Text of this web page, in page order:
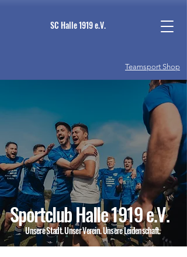
SC Halle 1919 e.V.
Teamsport Shop
Unsere Stadt. Unser Verein. Unsere Leidenschaft.
Sportclub Halle 1919 e.V.